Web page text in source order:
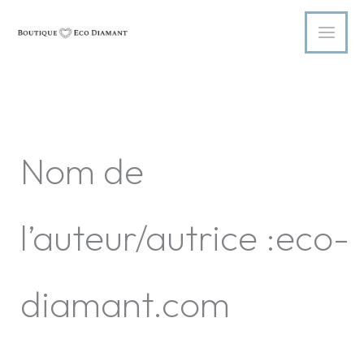
Nom de
l’auteur/autrice :eco-
diamant.com